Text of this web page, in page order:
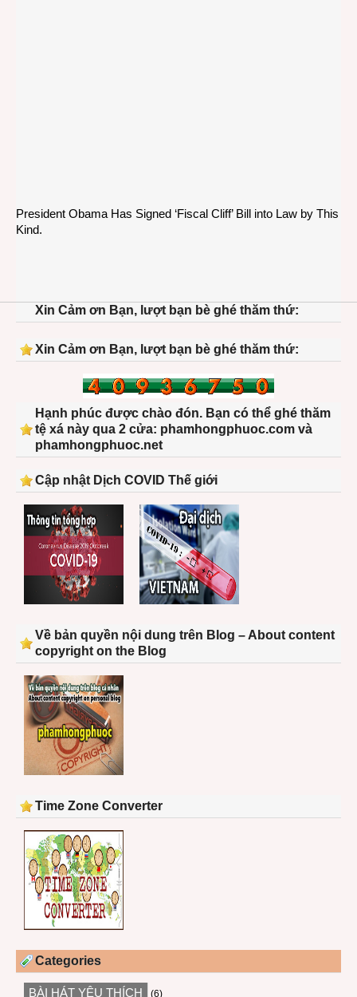
President Obama Has Signed ‘Fiscal Cliff’ Bill into Law by This
Kind.
Xin Cảm ơn Bạn, lượt bạn bè ghé thăm thứ:
Xin Cảm ơn Bạn, lượt bạn bè ghé thăm thứ:
Hạnh phúc được chào đón. Bạn có thể ghé thăm
tệ xá này qua 2 cửa: phamhongphuoc.com và
phamhongphuoc.net
Cập nhật Dịch COVID Thế giới
Về bản quyền nội dung trên Blog – About content
copyright on the Blog
Time Zone Converter
Categories
BÀI HÁT YÊU THÍCH (6)